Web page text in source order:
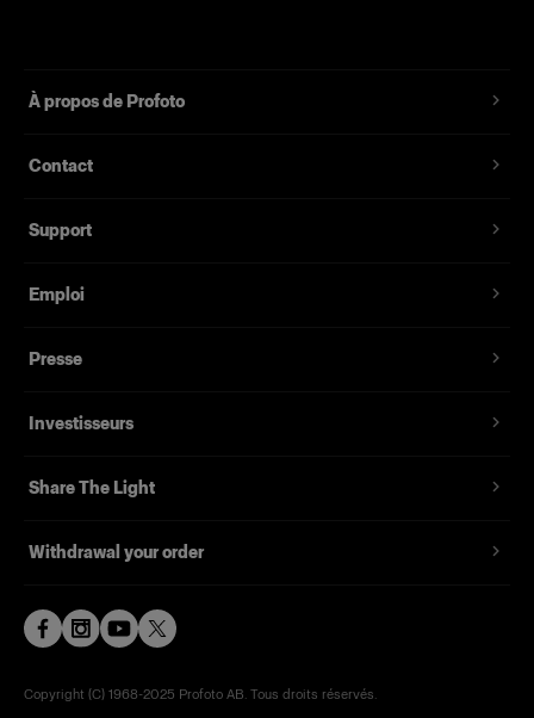
À propos de Profoto
Contact
Support
Emploi
Presse
Investisseurs
Share The Light
Withdrawal your order
Copyright (C) 1968-2025 Profoto AB. Tous droits réservés.